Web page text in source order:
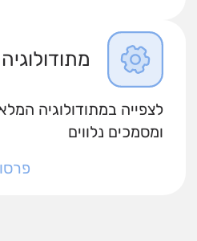
מתודולוגיה
לצפייה במתודולוגיה
ומסמכים נלווים